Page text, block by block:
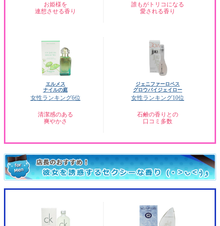
お姫様を
連想させる香り
誰もがトリコになる
愛される香り
エルメス
ナイルの庭
女性ランキング6位
清潔感のある
爽やかさ
ジェニファーロペス
グロウバイジェイロー
女性ランキング10位
石鹸の香りとの
口コミ多数